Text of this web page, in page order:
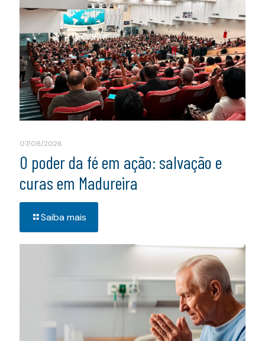
07/08/2026
O poder da fé em ação: salvação e
curas em Madureira
Saiba mais